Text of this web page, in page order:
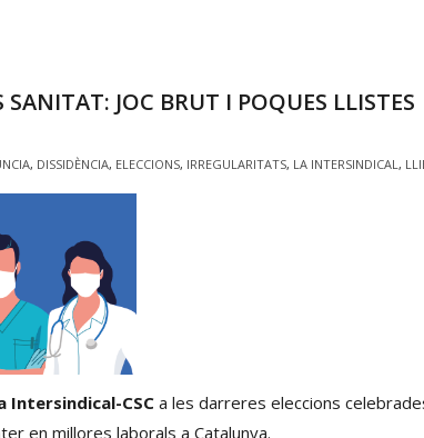
JOC BRUT I POQUES LLISTES
, DISSIDÈNCIA, ELECCIONS, IRREGULARITATS, LA INTERSINDICAL,
Intersindical-CSC a les darreres eleccions
en millores laborals a Catalunya.